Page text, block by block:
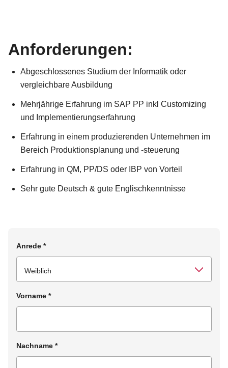
Anforderungen:
Abgeschlossenes Studium der Informatik oder
vergleichbare Ausbildung
Mehrjährige Erfahrung im SAP PP inkl Customizing
und Implementierungserfahrung
Erfahrung in einem produzierenden Unternehmen im
Bereich Produktionsplanung und -steuerung
Erfahrung in QM, PP/DS oder IBP von Vorteil
Sehr gute Deutsch & gute Englischkenntnisse
Anrede *
Vorname *
Nachname *